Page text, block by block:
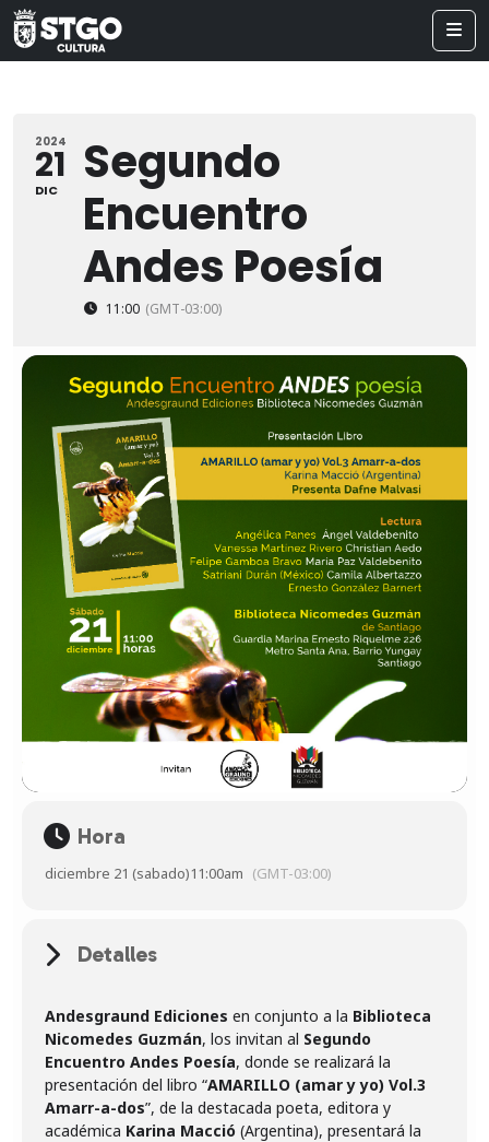
2024
21
DIC
Segundo
Encuentro
Andes Poesía
11:00 (GMT-03:00)
Hora
diciembre 21 (sabado)11:00am (GMT-03:00)
Detalles
Andesgraund Ediciones en conjunto a la Biblioteca
Nicomedes Guzmán, los invitan al Segundo
Encuentro Andes Poesía, donde se realizará la
presentación del libro “AMARILLO (amar y yo) Vol.3
Amarr-a-dos”, de la destacada poeta, editora y
académica Karina Macció (Argentina), presentará la